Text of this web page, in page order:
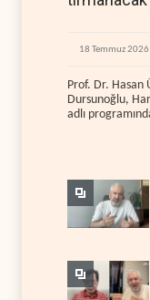
18 Temmuz 2026
Prof. Dr. Hasan
Dursunoğlu,
adlı